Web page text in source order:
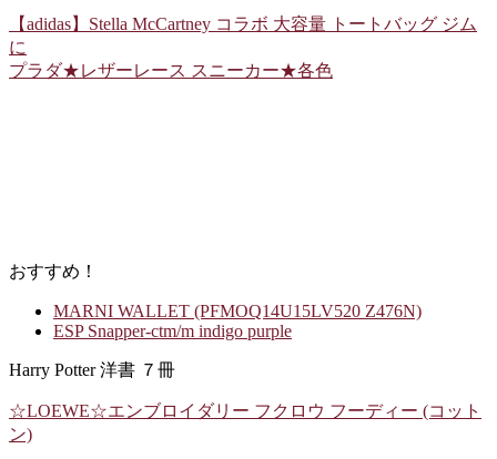
【adidas】Stella McCartney コラボ 大容量 トートバッグ ジム
に
プラダ★レザーレース スニーカー★各色
おすすめ！
MARNI WALLET (PFMOQ14U15LV520 Z476N)
ESP Snapper-ctm/m indigo purple
Harry Potter 洋書 ７冊
☆LOEWE☆エンブロイダリー フクロウ フーディー (コット
ン)